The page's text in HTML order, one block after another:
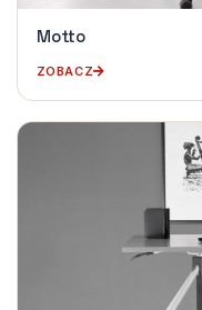
Motto
ZOBACZ